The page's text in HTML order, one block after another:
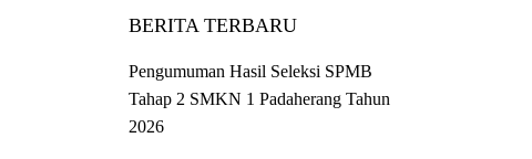
BERITA TERBARU
Pengumuman Hasil Seleksi SPMB
Tahap 2 SMKN 1 Padaherang Tahun
2026